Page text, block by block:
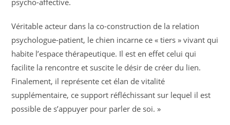
psycho-affective.
Véritable acteur dans la co-construction de la relation
psychologue-patient, le chien incarne ce « tiers » vivant qui
habite l’espace thérapeutique. Il est en effet celui qui
facilite la rencontre et suscite le désir de créer du lien.
Finalement, il représente cet élan de vitalité
supplémentaire, ce support réfléchissant sur lequel il est
possible de s’appuyer pour parler de soi. »